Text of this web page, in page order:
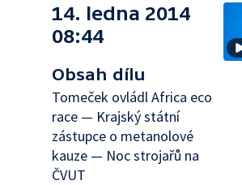
14. ledna 2014
08:44
Obsah dílu
Tomeček ovládl Africa eco
race — Krajský státní
zástupce o metanolové
kauze — Noc strojařů na
ČVUT